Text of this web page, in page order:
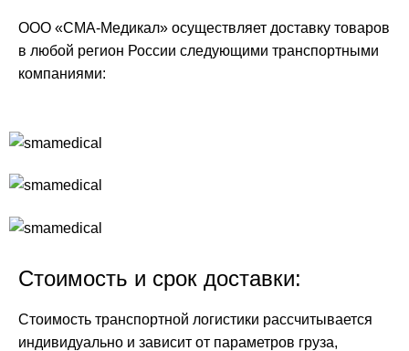
ООО «СМА-Медикал» осуществляет доставку товаров
в любой регион России следующими транспортными
компаниями:
Стоимость и срок доставки:
Стоимость транспортной логистики рассчитывается
индивидуально и зависит от параметров груза,